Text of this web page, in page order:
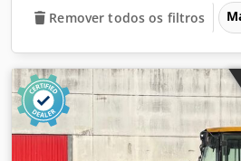
Remover todos os filtros